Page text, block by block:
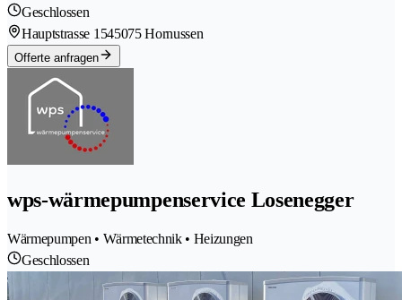
Geschlossen
Hauptstrasse 1545075 Hornussen
Offerte anfragen
wps-wärmepumpenservice Losenegger
Wärmepumpen • Wärmetechnik • Heizungen
Geschlossen